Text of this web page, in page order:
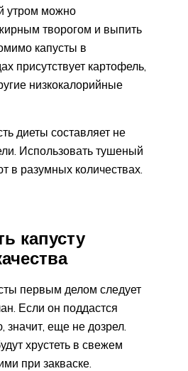
утром можно
творогом и выпить
капусты в
присутствует картофель,
низкокалорийные
диеты составляет не
Использовать тушеный
в разумных количествах.
капусту
первым делом следует
Если он поддастся
еще не дозрел.
хрустеть в свежем
при закваске.